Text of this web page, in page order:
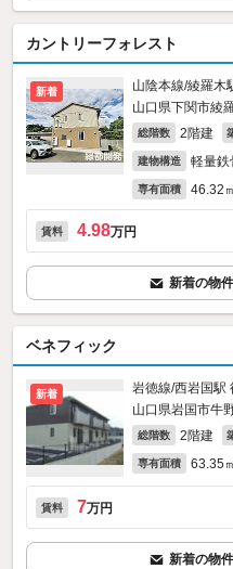
カントリーフォレスト
新着
山陰本線/綾羅木
山口県下関市綾
総階数 2階建
建物構造 軽量鉄
専有面積 46.32
賃料 4.98万円
新着の物
ベネフィック
新着
岩徳線/西岩国駅
山口県岩国市牛
総階数 2階建
専有面積 63.35
賃料 7万円
新着の物